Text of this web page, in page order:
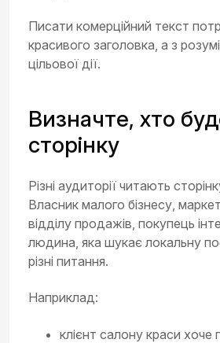
Писати комерційний текст
красивого заголовка, а з
цільової дії.
Визначте, хто
сторінку
Різні аудиторії читають
Власник малого бізнесу,
відділу продажів, покупець
людина, яка шукає локальну
різні питання.
Наприклад:
клієнт салону краси хоче